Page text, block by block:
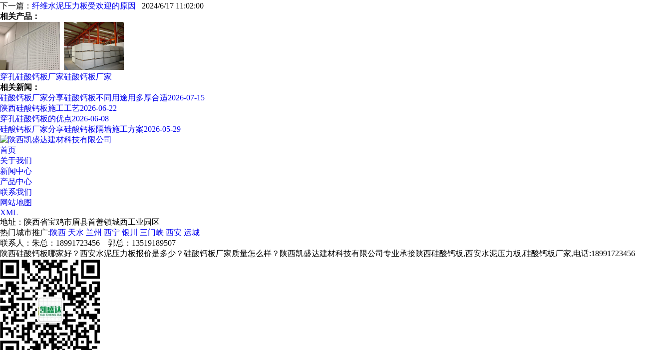
下一篇： 纤维水泥压力板受欢迎的原因
2024/6/17 11:02:00
相关产品：
穿孔硅酸钙板厂家硅酸钙板厂家
相关新闻：
硅酸钙板厂家分享硅酸钙板不同用途用多厚合适2026-07-15
陕西硅酸钙板施工工艺2026-06-22
穿孔硅酸钙板的优点2026-06-08
硅酸钙板厂家分享硅酸钙板隔墙施工方案2026-05-29
首页
关于我们
新闻中心
产品中心
联系我们
网站地图
XML
地址：陕西省宝鸡市眉县首善镇城西工业园区
热门城市推广:陕西 天水 兰州 西宁 银川 三门峡 西安 运城
联系人：朱总：18991723456 郭总：13519189507
陕西硅酸钙板哪家好？西安水泥压力板报价是多少？硅酸钙板厂家质量怎么样？陕西凯盛达建材科技有限公司专业承接陕西硅酸钙板,西安水泥压力板,硅酸钙板厂家,电话:18991723456